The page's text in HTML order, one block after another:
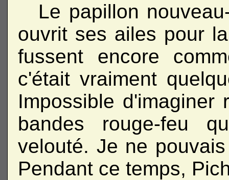
Le papillon
ouvrit ses ailes pour
fussent encore
c'était vraiment
Impossible
bandes rouge-feu
velouté. Je ne
Pendant ce temps,